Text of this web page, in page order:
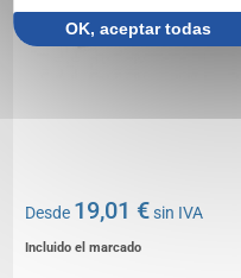
Desde 19,01 €sin IVA
Incluido el marcado
OK, aceptar todas